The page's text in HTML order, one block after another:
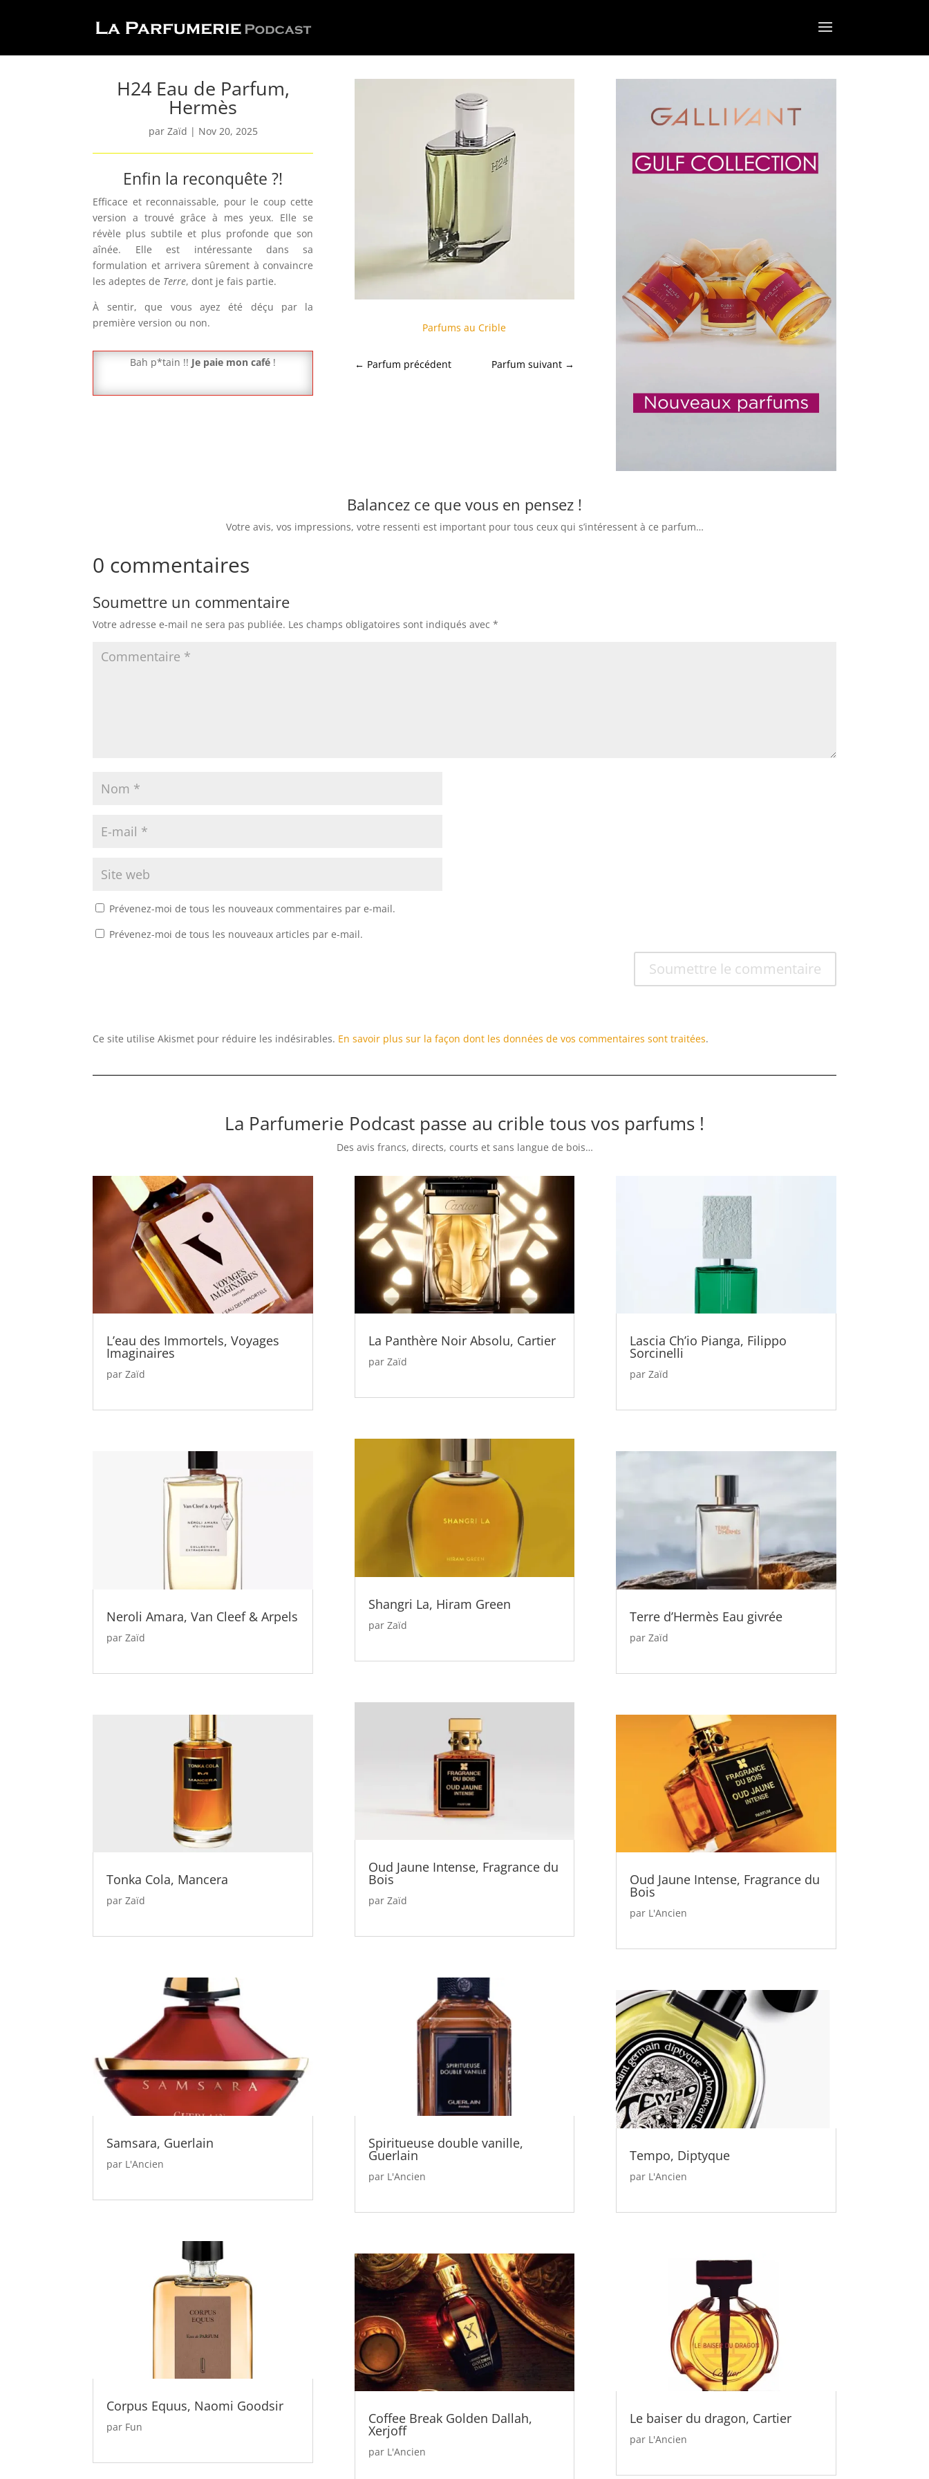
H24 Eau de Parfum,
Hermès
par Zaïd | Nov 20, 2025
Enfin la reconquête ?!
Efficace et reconnaissable, pour le coup cette
version a trouvé grâce à mes yeux. Elle se
révèle plus subtile et plus profonde que son
aînée. Elle est intéressante dans sa
formulation et arrivera sûrement à convaincre
les adeptes de Terre, dont je fais partie.
À sentir, que vous ayez été déçu par la
première version ou non.
Bah p*tain !! Je paie mon café !
Parfums au Crible
← Parfum précédent Parfum suivant →
Balancez ce que vous en pensez !
Votre avis, vos impressions, votre ressenti est important pour tous ceux qui s’intéressent à ce parfum…
0 commentaires
Soumettre un commentaire
Votre adresse e-mail ne sera pas publiée. Les champs obligatoires sont indiqués avec*
Prévenez-moi de tous les nouveaux commentaires par e-mail.
Prévenez-moi de tous les nouveaux articles par e-mail.
Soumettre le commentaire
Ce site utilise Akismet pour réduire les indésirables. En savoir plus sur la façon dont les données de vos commentaires sont traitées.
La Parfumerie Podcast passe au crible tous vos parfums !
Des avis francs, directs, courts et sans langue de bois…
L’eau des Immortels, Voyages
Imaginaires
parZaïd
Neroli Amara, Van Cleef & Arpels
parZaïd
Tonka Cola, Mancera
parZaïd
Samsara, Guerlain
par L'Ancien
Corpus Equus, Naomi Goodsir
par Fun
La Panthère Noir Absolu, Cartier
par Zaïd
Shangri La, Hiram Green
par Zaïd
Oud Jaune Intense, Fragrance du
Bois
par Zaïd
Spiritueuse double vanille,
Guerlain
par L'Ancien
Coffee Break Golden Dallah,
Xerjoff
par L'Ancien
Lascia Ch’io Pianga, Filippo
Sorcinelli
par Zaïd
Terre d’Hermès Eau givrée
par Zaïd
Oud Jaune Intense, Fragrance du
Bois
par L'Ancien
Tempo, Diptyque
par L'Ancien
Le baiser du dragon, Cartier
par L'Ancien